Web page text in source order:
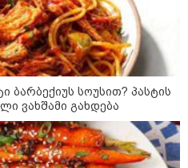
სიახლე
პოლარიზაციის კიდევ უფრო
საფრთხე და ...“
ბარბექიუს სოუსით? პასტის
ვახშამი გახდება